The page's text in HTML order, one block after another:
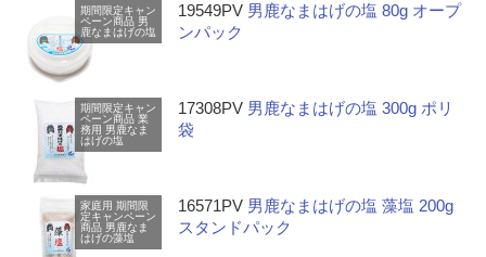
期間限定キャン
ペーン商品 男
鹿なまはげの塩
19549PV 男鹿なまはげの塩 80g オープ
ンパック
期間限定キャン
ペーン商品 業
務用 男鹿なま
はげの塩
17308PV 男鹿なまはげの塩 300g ポリ
袋
家庭用 期間限
定キャンペーン
商品 男鹿なま
はげの藻塩
16571PV 男鹿なまはげの塩 藻塩 200g
スタンドパック